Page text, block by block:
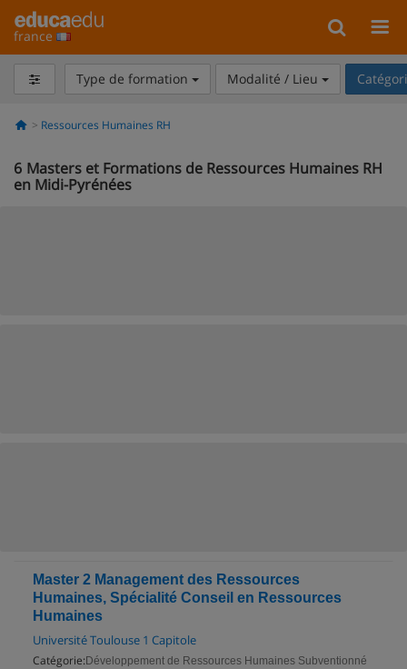
france
Type de formation Modalité / Lieu
Ressources Humaines RH
6 Masters et Formations de Ressources Humaines RH
en Midi-Pyrénées
Master 2 Management des Ressources
Humaines, Spécialité Conseil en Ressources
Humaines
Université Toulouse 1 Capitole
Catégorie: Développement de Ressources Humaines Subventionné